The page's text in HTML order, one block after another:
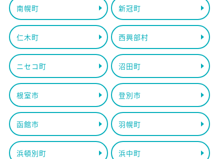
南幌町 新冠町
仁木町 西興部村
ニセコ町 沼田町
根室市 登別市
函館市 羽幌町
浜頓別町 浜中町